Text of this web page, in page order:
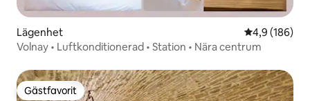
Lägenhet 4,9 av 5 i
4,9 (186)
Volnay • Luftkonditionerad • Station • Nära centrum
Gästfavorit
Gästfavorit